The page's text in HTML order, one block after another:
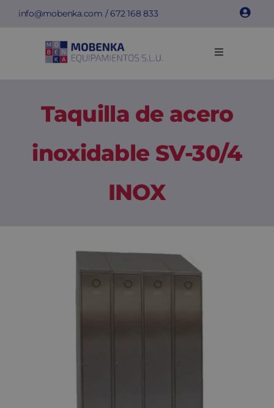
Saltar
contenido
info@mobenka.com /672 168 833
Toggle
Bancos
Instalaciones
Taquilla de acero
inoxidable SV-30/4
INOX